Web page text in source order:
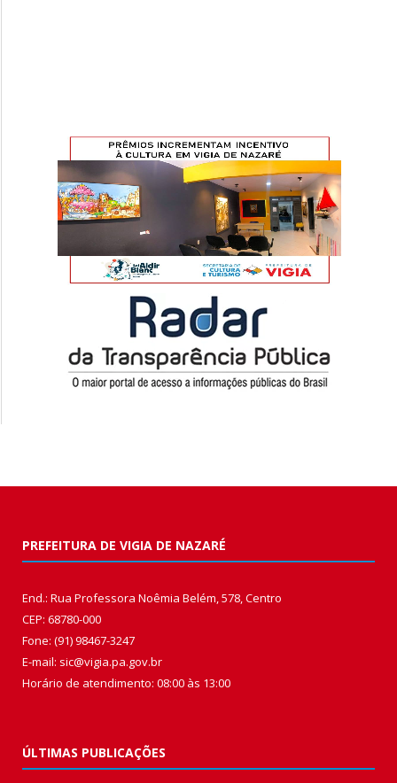
PREFEITURA DE VIGIA DE NAZARÉ
End.: Rua Professora Noêmia Belém, 578, Centro
CEP: 68780-000
Fone: (91) 98467-3247
E-mail: sic@vigia.pa.gov.br
Horário de atendimento: 08:00 às 13:00
ÚLTIMAS PUBLICAÇÕES